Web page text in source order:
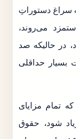
به سراغ دستوراتِ
می‌روند،
زد، در حالیکه صد
بسیار حداقلی
تمام مزایای
مزد ۱۰۰ درصد زیاد شود، حقوق